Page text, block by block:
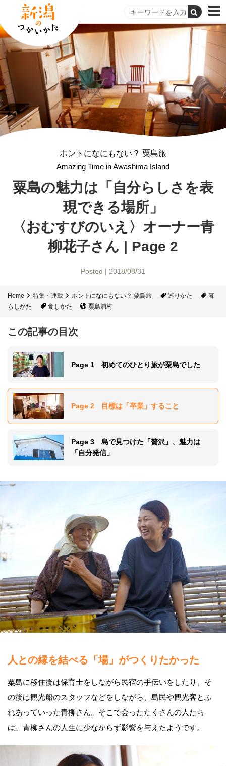
ホントになにもない？ 粟島旅
Amazing Time in Awashima Island
粟島の魅力は 「自分らしさを表
現できる場所」
〈おむすびのいえ〉オーナー青
柳花子さん | Page 2
Posted | 2018/08/31
Home 特集・連載 ホントになにもない？ 粟島旅 巡りかた
暮
らしかた
食しかた 粟島浦村
この記事の目次
Page 1 初めてのひとり旅が粟島でした
Page 2 目標は「卒業」すること
Page 3 島で見つけた「贅沢」、魅力は
「自分発信」
人との縁を結べる「場」がつくりたかった
粟島に移住後は保育士をしながら民宿の手伝いをしたり、そ
の後は観光船のスタッフなどをしながら、島民や観光客とふ
れあっていった青柳さん。そこで会ったたくさんの人たち
は、青柳さんの人生に少なからず影響を与えたようです。